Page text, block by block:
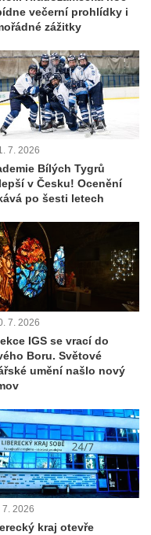
večerní prohlídky i
zážitky
7. 2026
Bílých Tygrů
v Česku! Ocenění
po šesti letech
7. 2026
IGS se vrací do
Boru. Světové
umění našlo nový
7. 2026
kraj otevře